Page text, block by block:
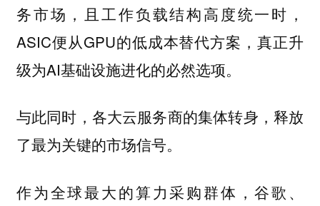
务市场，且工作负载结构高度统一时，
ASIC便从GPU的低成本替代方案，真正升
级为AI基础设施进化的必然选项。
与此同时，各大云服务商的集体转身，释放
了最为关键的市场信号。
作为全球最大的算力采购群体，谷歌、